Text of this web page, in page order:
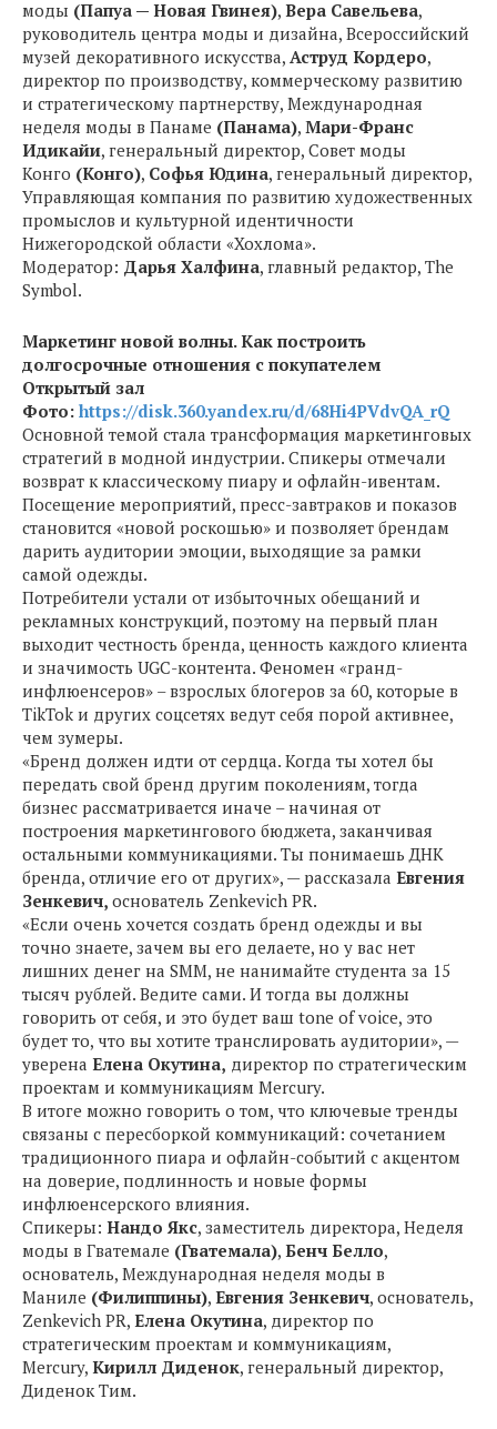
моды (Папуа — Новая Гвинея), Вера Савельева,
руководитель центра моды и дизайна, Всероссийский
музей декоративного искусства, Аструд Кордеро,
директор по производству, коммерческому развитию
и стратегическому партнерству, Международная
неделя моды в Панаме (Панама), Мари-Франс
Идикайи, генеральный директор, Совет моды
Конго (Конго), Софья Юдина, генеральный директор,
Управляющая компания по развитию художественных
промыслов и культурной идентичности
Нижегородской области «Хохлома».
Модератор: Дарья Халфина, главный редактор, The
Symbol.
Маркетинг новой волны. Как построить
долгосрочные отношения с покупателем
Открытый зал
Фото: https://disk.360.yandex.ru/d/68Hi4PVdvQA_rQ
Основной темой стала трансформация маркетинговых
стратегий в модной индустрии. Спикеры отмечали
возврат к классическому пиару и офлайн-ивентам.
Посещение мероприятий, пресс-завтраков и показов
становится «новой роскошью» и позволяет брендам
дарить аудитории эмоции, выходящие за рамки
самой одежды.
Потребители устали от избыточных обещаний и
рекламных конструкций, поэтому на первый план
выходит честность бренда, ценность каждого клиента
и значимость UGC-контента. Феномен «гранд-
инфлюенсеров» – взрослых блогеров за 60, которые в
TikTok и других соцсетях ведут себя порой активнее,
чем зумеры.
«Бренд должен идти от сердца. Когда ты хотел бы
передать свой бренд другим поколениям, тогда
бизнес рассматривается иначе – начиная от
построения маркетингового бюджета, заканчивая
остальными коммуникациями. Ты понимаешь ДНК
бренда, отличие его от других», — рассказала Евгения
Зенкевич, основатель Zenkevich PR.
«Если очень хочется создать бренд одежды и вы
точно знаете, зачем вы его делаете, но у вас нет
лишних денег на SMM, не нанимайте студента за 15
тысяч рублей. Ведите сами. И тогда вы должны
говорить от себя, и это будет ваш tone of voice, это
будет то, что вы хотите транслировать аудитории», —
уверена Елена Окутина, директор по стратегическим
проектам и коммуникациям Mercury.
В итоге можно говорить о том, что ключевые тренды
связаны с пересборкой коммуникаций: сочетанием
традиционного пиара и офлайн-событий с акцентом
на доверие, подлинность и новые формы
инфлюенсерского влияния.
Спикеры: Нандо Якс, заместитель директора, Неделя
моды в Гватемале (Гватемала), Бенч Белло,
основатель, Международная неделя моды в
Маниле (Филиппины), Евгения Зенкевич, основатель,
Zenkevich PR, Елена Окутина, директор по
стратегическим проектам и коммуникациям,
Mercury, Кирилл Диденок, генеральный директор,
Диденок Тим.